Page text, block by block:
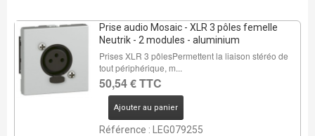
Prise audio Mosaic - XLR 3 pôles femelle
Neutrik - 2 modules - aluminium
Prises XLR 3 pôlesPermettent la liaison stéréo de
tout périphérique, m...
50,54 € TTC
Ajouter au panier
Référence : LEG079255